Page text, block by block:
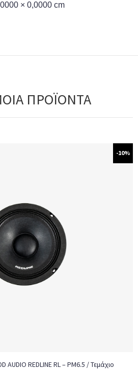
× 0,0000 cm
ΠΡΟΪΟΝΤΑ
-10%
AUDIO REDLINE RL – PM6.5 / Τεμάχιο